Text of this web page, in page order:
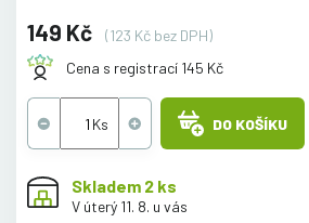
149 Kč
(123 Kč bez DPH)
Cena s registrací 145 Kč
DO KOŠÍKU
Skladem 2 ks
V úterý 11. 8. u vás